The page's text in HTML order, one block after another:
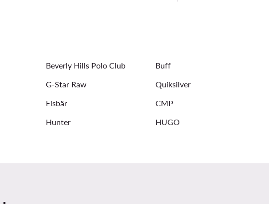
Beverly Hills Polo Club
Buff
G-Star Raw
Quiksilver
Eisbär
CMP
Hunter HUGO